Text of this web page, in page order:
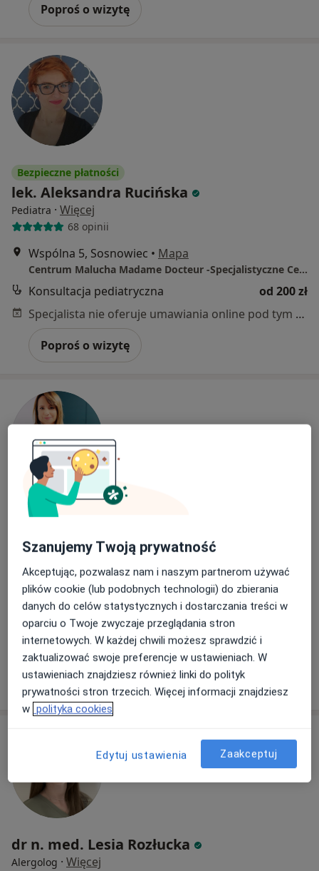
Poproś o wizytę
Bezpieczne płatności
lek. Aleksandra Rucińska
Pediatra · Więcej
68 opinii
Wspólna 5, Sosnowiec • Mapa
Centrum Malucha Madame Docteur -Specjalistyczne Centrum Pediatryczne
Konsultacja pediatryczna
od 200 zł
Specjalista nie oferuje umawiania online pod tym adresem.
Poproś o wizytę
Bezpieczne płatności
Alergolog, Internista
11 Listopada 18b/1, Będzin•Mapa
Top Clinic
Konsultacja alergologiczna
Poproś o wizytę
dr n. med. Lesia Rozłucka
Alergolog · Więcej
Szanujemy Twoją prywatność
Akceptując, pozwalasz nam i naszym partnerom używać
plików cookie (lub podobnych technologii) do zbierania
danych do celów statystycznych i dostarczania treści w
oparciu o Twoje zwyczaje przeglądania stron
internetowych. W każdej chwili możesz sprawdzić i
zaktualizować swoje preferencje w ustawieniach. W
ustawieniach znajdziesz również linki do polityk
prywatności stron trzecich. Więcej informacji znajdziesz
w polityka cookies
Edytuj ustawienia Zaakceptuj